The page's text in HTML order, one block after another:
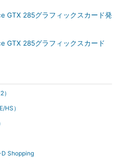
GTX 285グラフィックスカード発
GTX 285グラフィックスカード
HS）
Shopping